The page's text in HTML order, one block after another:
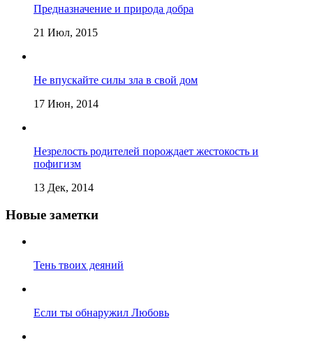
Предназначение и природа добра
21 Июл, 2015
Не впускайте силы зла в свой дом
17 Июн, 2014
Незрелость родителей порождает жестокость и
пофигизм
13 Дек, 2014
Новые заметки
Тень твоих деяний
Если ты обнаружил Любовь